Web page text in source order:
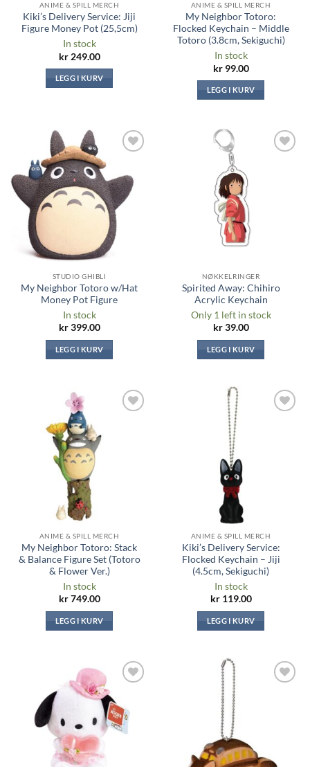
ANIME & SPILL MERCH
Kiki’s Delivery Service: Jiji
Figure Money Pot (25,5cm)
In stock
kr249.00
LEGG I KURV
ANIME & SPILL MERCH
My Neighbor Totoro:
Flocked Keychain – Middle
Totoro (3.8cm, Sekiguchi)
In stock
kr99.00
LEGG I KURV
STUDIO GHIBLI
My Neighbor Totoro w/Hat
Money Pot Figure
In stock
kr399.00
LEGG I KURV
NØKKELRINGER
Spirited Away: Chihiro
Acrylic Keychain
Only 1 left in stock
kr39.00
LEGG I KURV
ANIME & SPILL MERCH
My Neighbor Totoro: Stack
& Balance Figure Set (Totoro
& Flower Ver.)
In stock
kr749.00
LEGG I KURV
ANIME & SPILL MERCH
Kiki’s Delivery Service:
Flocked Keychain – Jiji
(4.5cm, Sekiguchi)
In stock
kr119.00
LEGG I KURV
Legg til i
ønskeliste